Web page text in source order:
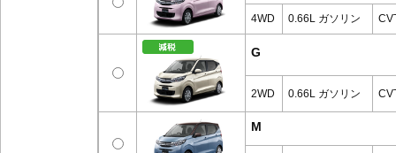
4WD 0.66L ガソリン
G
2WD 0.66L ガソリン
M